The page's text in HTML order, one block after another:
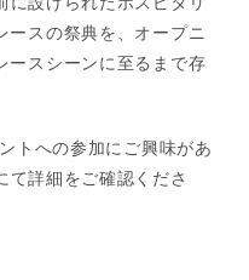
ースの祭典を、オープニ
ースシーンに至るまで存
トへの参加にご興味があ
て詳細をご確認くださ